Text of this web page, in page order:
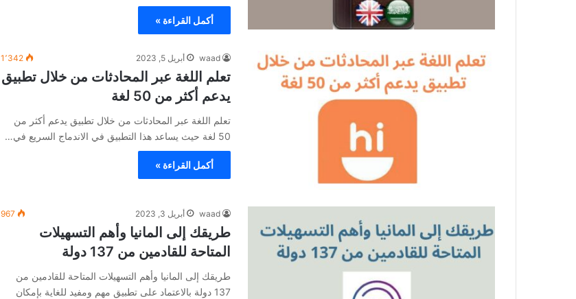
أكمل القراءة »
waad أبريل 5, 2023 1٬342
تعلم اللغة عبر المحادثات من خلال تطبيق
يدعم أكثر من 50 لغة
تعلم اللغة عبر المحادثات من خلال تطبيق يدعم أكثر من
50 لغة حيث يساعد هذا التطبيق في الاندماج السريع في…
أكمل القراءة »
waad أبريل 3, 2023 967
طريقك إلى المانيا وأهم التسهيلات
المتاحة للقادمين من 137 دولة
طريقك إلى المانيا وأهم التسهيلات المتاحة للقادمين من
137 دولة بالاعتماد على تطبيق مهم ومفيد للغاية بإمكان